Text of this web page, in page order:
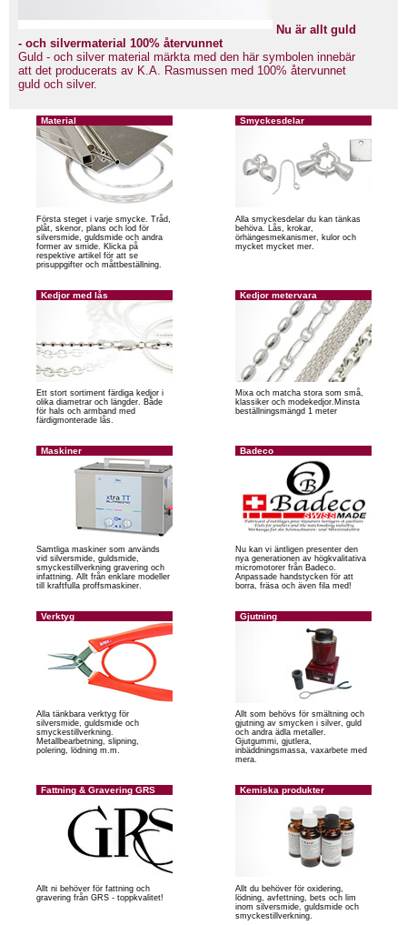
Nu är allt guld
- och silvermaterial 100% återvunnet
Guld - och silver material märkta med den här symbolen innebär
att det producerats av K.A. Rasmussen med 100% återvunnet
guld och silver.
Material
Första steget i varje smycke. Tråd,
plåt, skenor, plans och lod för
silversmide, guldsmide och andra
former av smide. Klicka på
respektive artikel för att se
prisuppgifter och måttbeställning.
Smyckesdelar
Alla smyckesdelar du kan tänkas
behöva. Lås, krokar,
örhängesmekanismer, kulor och
mycket mycket mer.
Kedjor med lås
Ett stort sortiment färdiga kedjor i
olika diametrar och längder. Både
för hals och armband med
färdigmonterade lås.
Kedjor metervara
Mixa och matcha stora som små,
klassiker och modekedjor.Minsta
beställningsmängd 1 meter
Maskiner
Samtliga maskiner som används
vid silversmide, guldsmide,
smyckestillverkning gravering och
infattning. Allt från enklare modeller
till kraftfulla proffsmaskiner.
Badeco
Nu kan vi äntligen presenter den
nya generationen av högkvalitativa
micromotorer från Badeco.
Anpassade handstycken för att
borra, fräsa och även fila med!
Verktyg
Alla tänkbara verktyg för
silversmide, guldsmide och
smyckestillverkning.
Metallbearbetning, slipning,
polering, lödning m.m.
Gjutning
Allt som behövs för smältning och
gjutning av smycken i silver, guld
och andra ädla metaller.
Gjutgummi, gjutlera,
inbäddningsmassa, vaxarbete med
mera.
Fattning & Gravering GRS
Allt ni behöver för fattning och
gravering från GRS - toppkvalitet!
Kemiska produkter
Allt du behöver för oxidering,
lödning, avfettning, bets och lim
inom silversmide, guldsmide och
smyckestillverkning.